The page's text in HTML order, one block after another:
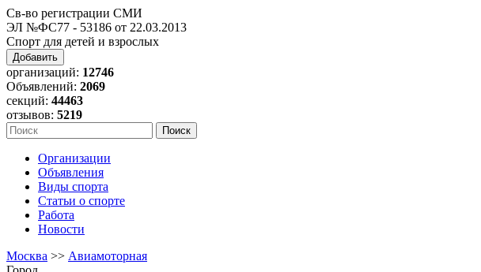
Св-во регистрации СМИ
ЭЛ №ФС77 - 53186 от 22.03.2013
Спорт для детей и взрослых
Добавить
организаций: 12746
Объявлений: 2069
секций: 44463
отзывов: 5219
Организации
Объявления
Виды спорта
Статьи о спорте
Работа
Новости
Москва >> Авиамоторная